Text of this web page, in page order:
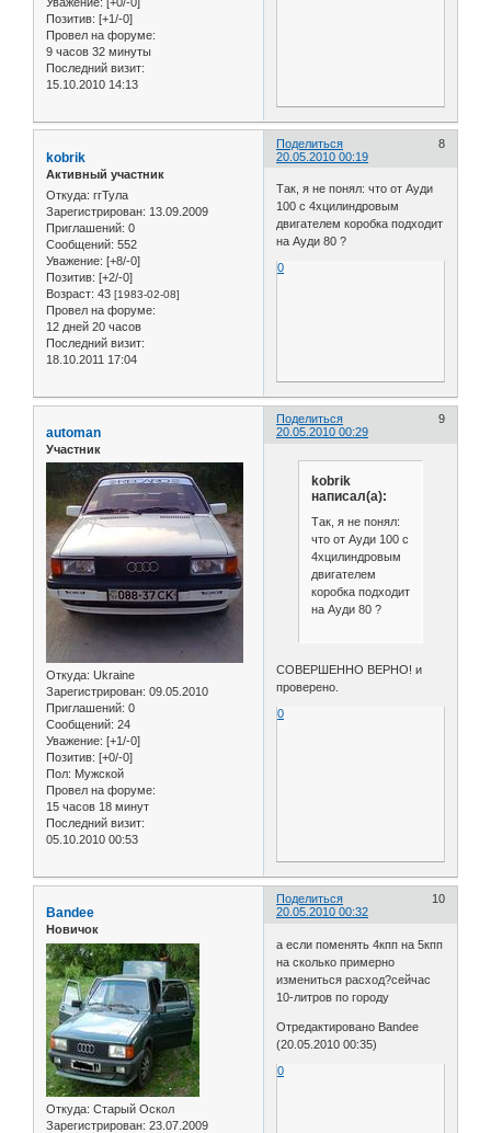
Позитив: [+1/-0]
Провел на форуме:
9 часов 32 минуты
Последний визит:
15.10.2010 14:13
Поделиться
8
20.05.2010 00:19
kobrik
Активный участник
Откуда: ггТула
Зарегистрирован: 13.09.2009
Приглашений: 0
Сообщений: 552
Уважение: [+8/-0]
Позитив: [+2/-0]
Возраст: 43 [1983-02-08]
Провел на форуме:
12 дней 20 часов
Последний визит:
18.10.2011 17:04
Так, я не понял: что от Ауди
100 с 4хцилиндровым
двигателем коробка подходит
на Ауди 80 ?
0
Поделиться
9
20.05.2010 00:29
automan
Участник
Откуда: Ukraine
Зарегистрирован: 09.05.2010
Приглашений: 0
Сообщений: 24
Уважение: [+1/-0]
Позитив: [+0/-0]
Пол: Мужской
Провел на форуме:
15 часов 18 минут
Последний визит:
05.10.2010 00:53
kobrik
написал(а):
Так, я не понял:
что от Ауди 100 с
4хцилиндровым
двигателем
коробка подходит
на Ауди 80 ?
СОВЕРШЕННО ВЕРНО! и
проверено.
0
Поделиться
10
20.05.2010 00:32
Bandee
Новичок
Откуда: Старый Оскол
Зарегистрирован: 23.07.2009
а если поменять 4кпп на 5кпп
на сколько примерно
измениться расход?сейчас
10-литров по городу
Отредактировано Bandee
(20.05.2010 00:35)
0